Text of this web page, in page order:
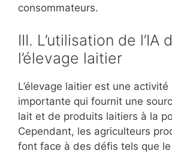
consommateurs.
III. L’utilisation de l’IA
l’élevage laitier
L’élevage laitier est une activité
importante qui fournit une
lait et de produits laitiers à la
Cependant, les agriculteurs
font face à des défis tels que